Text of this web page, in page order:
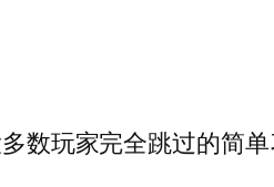
数玩家完全跳过的简